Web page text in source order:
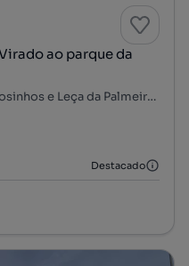
ao parque da
Matosinhos Sul - Marginal, Matosinhos e Leça da Palmeira, Matosinhos, Porto
Destacado